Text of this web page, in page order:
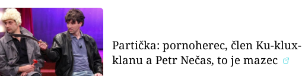
Partička: pornoherec, člen Ku-klux-
klanu a Petr Nečas, to je mazec